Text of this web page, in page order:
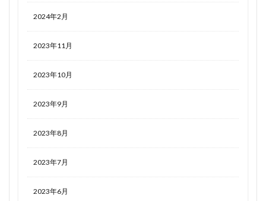
2024年2月
2023年11月
2023年10月
2023年9月
2023年8月
2023年7月
2023年6月